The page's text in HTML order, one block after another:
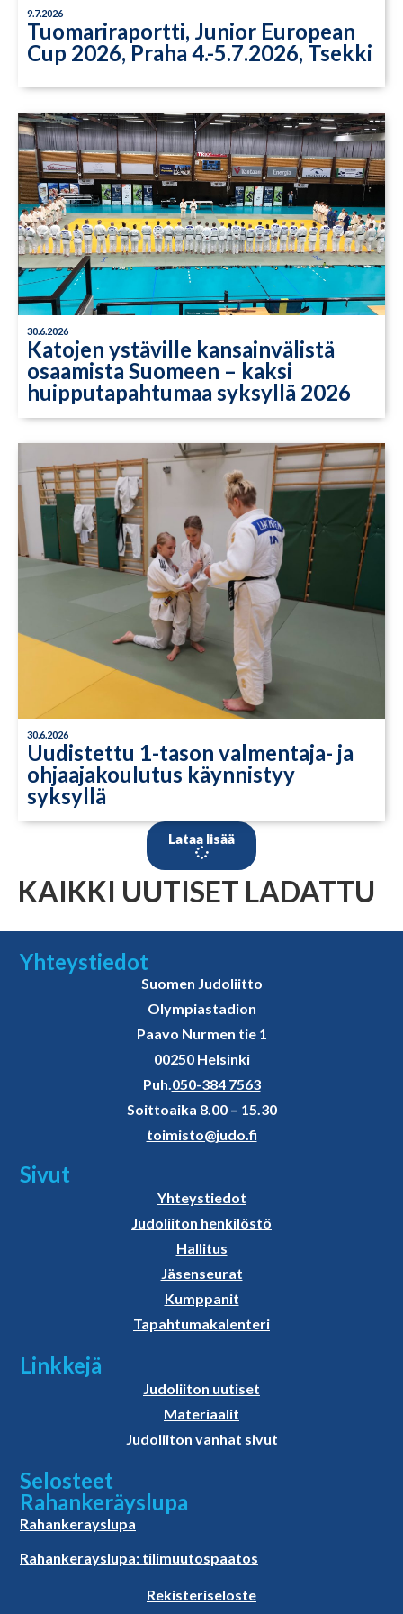
9.7.2026
Tuomariraportti, Junior European
Cup 2026, Praha 4.-5.7.2026, Tsekki
30.6.2026
Katojen ystäville kansainvälistä
osaamista Suomeen – kaksi
huipputapahtumaa syksyllä 2026
30.6.2026
Uudistettu 1-tason valmentaja- ja
ohjaajakoulutus käynnistyy
syksyllä
Lataa lisää
KAIKKI UUTISET LADATTU
Yhteystiedot
Suomen Judoliitto
Olympiastadion
Paavo Nurmen tie 1
00250 Helsinki
Puh.050-384 7563
Soittoaika 8.00 – 15.30
toimisto@judo.fi
Sivut
Yhteystiedot
Judoliiton henkilöstö
Hallitus
Jäsenseurat
Kumppanit
Tapahtumakalenteri
Linkkejä
Judoliiton uutiset
Materiaalit
Judoliiton vanhat sivut
Selosteet
Rahankeräyslupa
Rahankerayslupa
Rahankerayslupa: tilimuutospaatos
Rekisteriseloste